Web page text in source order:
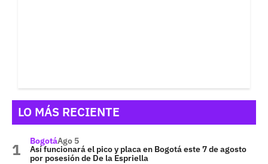
LO MÁS RECIENTE
BogotáAgo 5
Así funcionará el pico y placa en Bogotá este 7 de agosto
por posesión de De la Espriella